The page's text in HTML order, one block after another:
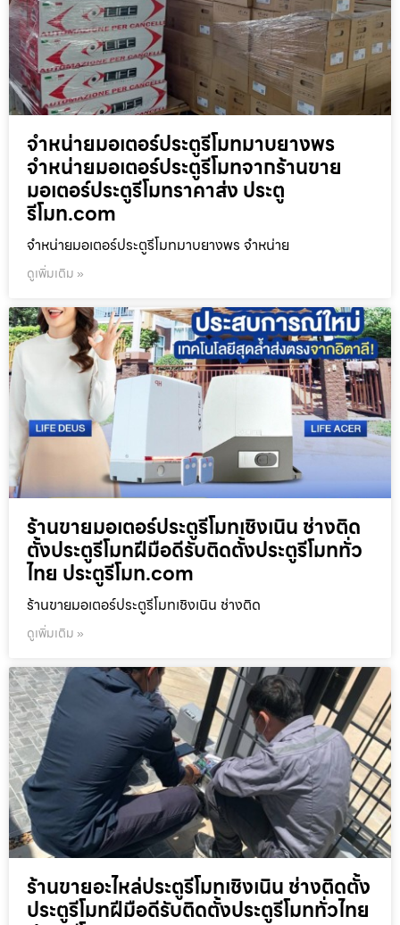
จำหน่ายมอเตอร์ประตูรีโมทมาบยางพร
จำหน่ายมอเตอร์ประตูรีโมทจากร้านขาย
มอเตอร์ประตูรีโมทราคาส่ง ประตู
รีโมท.com
จำหน่ายมอเตอร์ประตูรีโมทมาบยางพร จำหน่าย
ดูเพิ่มเติม »
ร้านขายมอเตอร์ประตูรีโมทเชิงเนิน ช่างติด
ตั้งประตูรีโมทฝีมือดีรับติดตั้งประตูรีโมททั่ว
ไทย ประตูรีโมท.com
ร้านขายมอเตอร์ประตูรีโมทเชิงเนิน ช่างติด
ดูเพิ่มเติม »
ร้านขายอะไหล่ประตูรีโมทเชิงเนิน ช่างติดตั้ง
ประตูรีโมทฝีมือดีรับติดตั้งประตูรีโมททั่วไทย